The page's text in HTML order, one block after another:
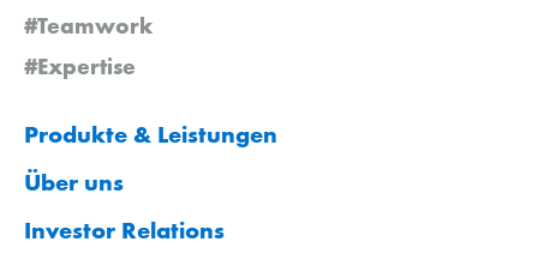
#Teamwork
#Expertise
Produkte & Leistungen
Über uns
Investor Relations